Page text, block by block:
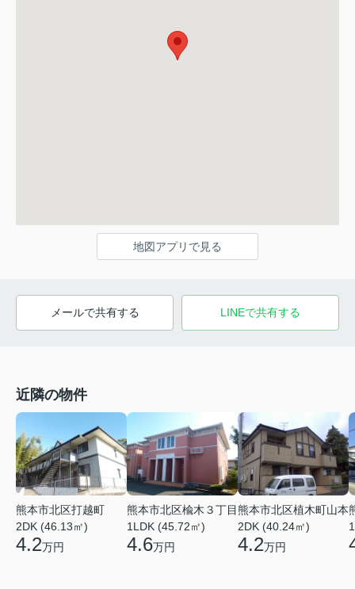
地図アプリで見る
メールで共有する LINEで共有する
近隣の物件
熊本市北区打越町
2DK (46.13㎡)
4.2万円
熊本市北区楡木３丁目
1LDK (45.72㎡)
4.6万円
熊本市北区植木町山本
2DK (40.24㎡)
4.2万円